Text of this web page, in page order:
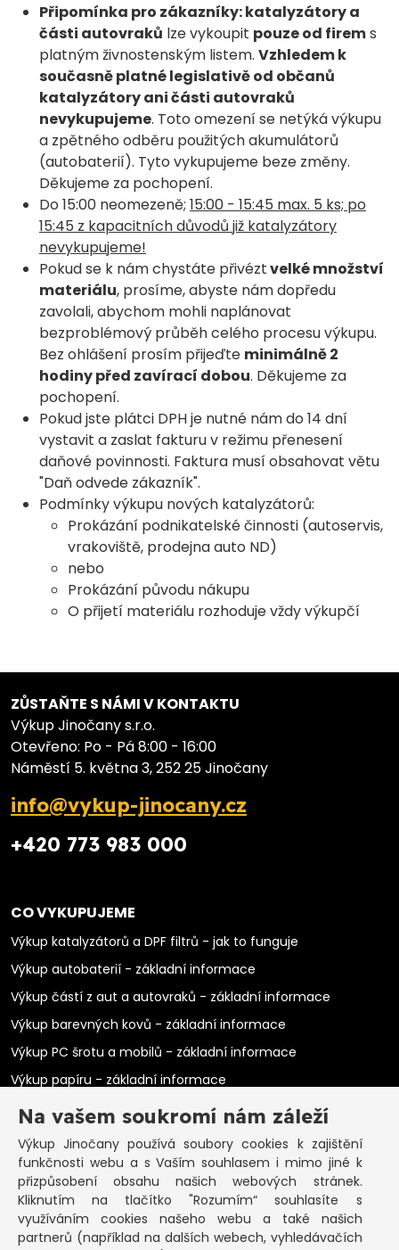
Připomínka pro zákazníky: katalyzátory a
části autovraků lze vykoupit pouze od firems
platným živnostenským listem. Vzhledem k
současně platné legislativě od občanů
katalyzátory ani části autovraků
nevykupujeme. Toto omezení se netýká výkupu
a zpětného odběru použitých akumulátorů
(autobaterií). Tyto vykupujeme beze změny.
Děkujeme za pochopení.
Do 15:00 neomezeně; 15:00 - 15:45 max. 5 ks; po
15:45 z kapacitních důvodů již katalyzátory
nevykupujeme!
Pokud se k nám chystáte přivéztvelké množství
materiálu, prosíme, abyste nám dopředu
zavolali, abychom mohli naplánovat
bezproblémový průběh celého procesu výkupu.
Bez ohlášení prosím přijeďte minimálně 2
hodiny před zavírací dobou. Děkujeme za
pochopení.
Pokud jste plátci DPH je nutné nám do 14 dní
vystavit a zaslat fakturu v režimu přenesení
daňové povinnosti. Faktura musí obsahovat větu
"Daň odvede zákazník".
Podmínky výkupu nových katalyzátorů:
Prokázání podnikatelské činnosti (autoservis,
vrakoviště, prodejna auto ND)
nebo
Prokázání původu nákupu
O přijetí materiálu rozhoduje vždy výkupčí
ZŮSTAŇTE S NÁMI V KONTAKTU
Výkup Jinočany s.r.o.
Otevřeno: Po - Pá 8:00 - 16:00
Náměstí 5. května 3, 252 25 Jinočany
info@vykup-jinocany.cz
+420 773 983 000
CO VYKUPUJEME
Výkup katalyzátorů a DPF filtrů - jak to funguje
Výkup autobaterií - základní informace
Výkup částí z aut a autovraků - základní informace
Výkup barevných kovů - základní informace
Výkup PC šrotu a mobilů - základní informace
Výkup papíru - základní informace
Výkup elektromotorů - základní informace
PRAKTICKÉ INFORMACE
Pozastavená živnost
Co vykoupíme na občanku?
Podmínky výkupu
Na vašem soukromí nám záleží
Výkup Jinočany používá soubory cookies k zajištění
funkčnosti webu a s Vaším souhlasem i mimo jiné k
přizpůsobení obsahu našich webových stránek.
Kliknutím na tlačítko "Rozumím“ souhlasíte s
využíváním cookies našeho webu a také našich
partnerů (například na dalších webech, vyhledávačích